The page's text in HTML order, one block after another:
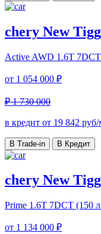
chery New
Active AWD 1.6T
от 1 054 000 ₽
₽ 1 730 000
в кредит от 19 842 руб/
В Trade-in В Кредит
chery New
Prime 1.6T 7DCT (150
от 1 134 000 ₽